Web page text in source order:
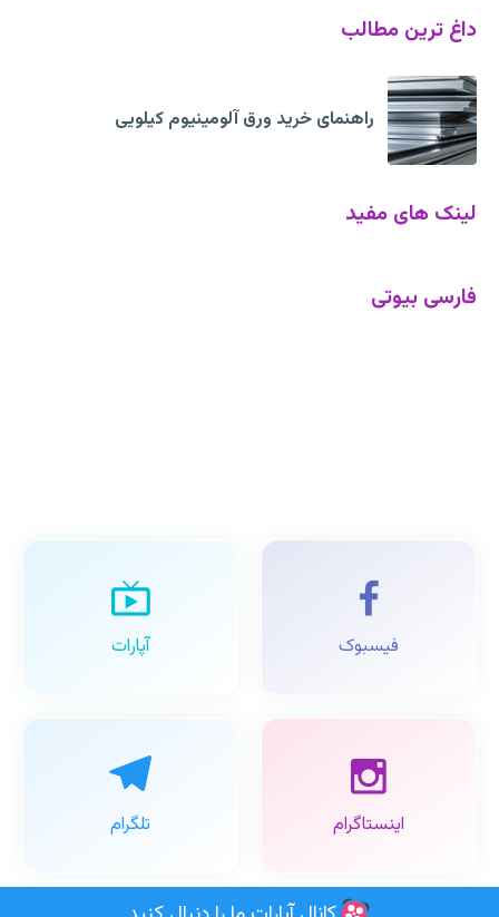
داغ ترین مطالب
راهنمای خرید ورق آلومینیوم کیلویی
لینک های مفید
فارسی بیوتی
فیسبوک آپارات
اینستاگرام تلگرام